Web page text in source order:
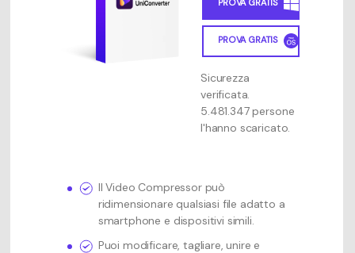
PROVA GRATIS
PROVA GRATIS
Sicurezza
verificata.
5.481.347 persone
l'hanno scaricato.
Il Video Compressor può
ridimensionare qualsiasi file adatto a
smartphone e dispositivi simili.
Puoi modificare, tagliare, unire e